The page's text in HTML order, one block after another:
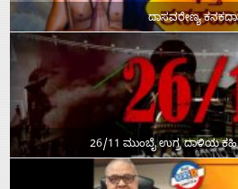
ದಾಸವರೇಣ್ಯ
26/11 ಮುಂಬೈ ಉಗ್ರ ದಾಳಿಯ